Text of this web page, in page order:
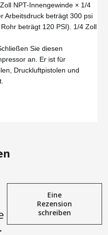
NPT-Innengewinde × 1/4
Arbeitsdruck beträgt 300 psi
beträgt 120 PSI). 1/4 Zoll
Sie diesen
an. Er ist für
Druckluftpistolen und
Eine
Rezension
schreiben